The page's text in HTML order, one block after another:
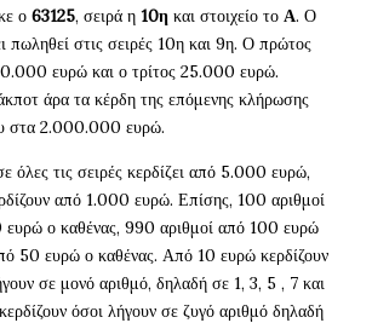
ο 63125, σειρά η 10η και στοιχείο το Α. Ο
πωληθεί στις σειρές 10η και 9η. Ο πρώτος
ευρώ και ο τρίτος 25.000 ευρώ.
άρα τα κέρδη της επόμενης κλήρωσης
στα 2.000.000 ευρώ.
όλες τις σειρές κερδίζει από 5.000 ευρώ,
από 1.000 ευρώ. Επίσης, 100 αριθμοί
ευρώ ο καθένας, 990 αριθμοί από 100 ευρώ
50 ευρώ ο καθένας. Από 10 ευρώ κερδίζουν
σε μονό αριθμό, δηλαδή σε 1, 3, 5 , 7 και
όσοι λήγουν σε ζυγό αριθμό δηλαδή